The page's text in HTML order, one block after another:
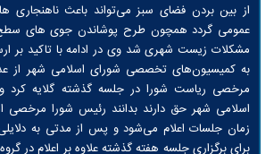
از بین بردن فضای سبز می‌تواند باعث ناهنجاری
عمومی گردد همچون طرح پوشاندن جوی های
مشکلات زیست شهری شد وی در ادامه با تاکید بر
به کمیسیون‌های تخصصی شورای اسلامی شهر از
مرخصی ریاست شورا در جلسه گذشته گلایه
اسلامی شهر حق دارند بدانند رئیس شورا مرخصی
زمان جلسات اعلام می‌شود و پس از مدتی به
برای برگزاری جلسه هفته گذشته علاوه بر اعلام در